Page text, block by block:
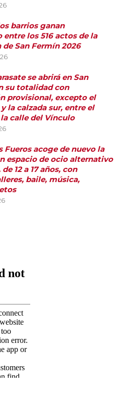
barrios ganan
los 516 actos de la
San Fermín 2026
se abrirá en San
su totalidad con
provisional, excepto el
la calzada sur, entre el
calle del Vínculo
Fueros acoge de nuevo la
espacio de ocio alternativo
12 a 17 años, con
baile, música,